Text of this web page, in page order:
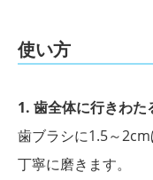
使い方
1. 歯全体に行きわた
歯ブラシに1.5～
丁寧に磨きます。